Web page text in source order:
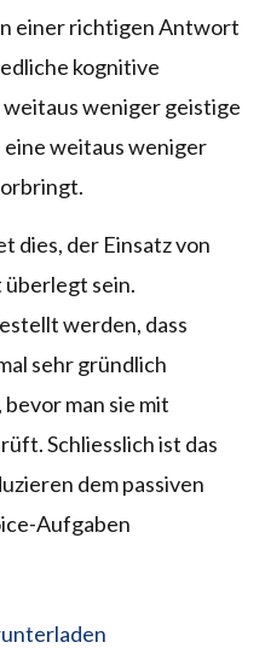
einer richtigen Antwort
kognitive
weniger geistige
weitaus weniger
dies, der Einsatz von
sein.
werden, dass
sehr gründlich
man sie mit
Schliesslich ist das
dem passiven
Aufgaben